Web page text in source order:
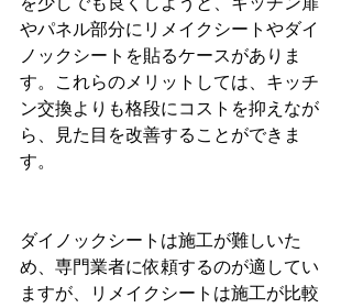
やパネル部分にリメイクシートやダイ
ノックシートを貼るケースがありま
す。これらのメリットしては、キッチ
ン交換よりも格段にコストを抑えなが
ら、見た目を改善することができま
す。
ダイノックシートは施工が難しいた
め、専門業者に依頼するのが適してい
ますが、リメイクシートは施工が比較